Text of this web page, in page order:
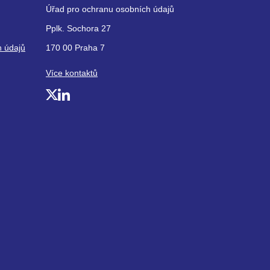
údajů
Úřad pro ochranu osobních údajů
Pplk. Sochora 27
170 00 Praha 7
Více kontaktů